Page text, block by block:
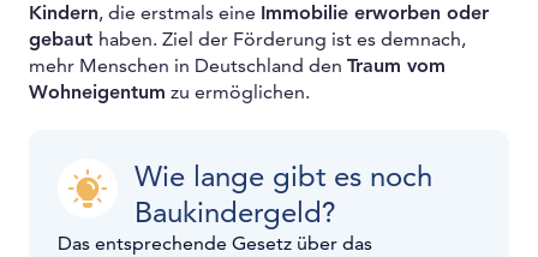
Kindern, die erstmals eine Immobilie erworben oder
gebaut haben. Ziel der Förderung ist es demnach,
mehr Menschen in Deutschland den Traum vom
Wohneigentum zu ermöglichen.
Wie lange gibt es noch
Baukindergeld?
Das entsprechende Gesetz über das